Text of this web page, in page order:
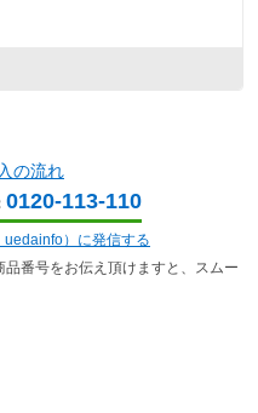
の流れ
0120-113-110
uedainfo）に発信する
番号をお伝え頂けますと、スムー